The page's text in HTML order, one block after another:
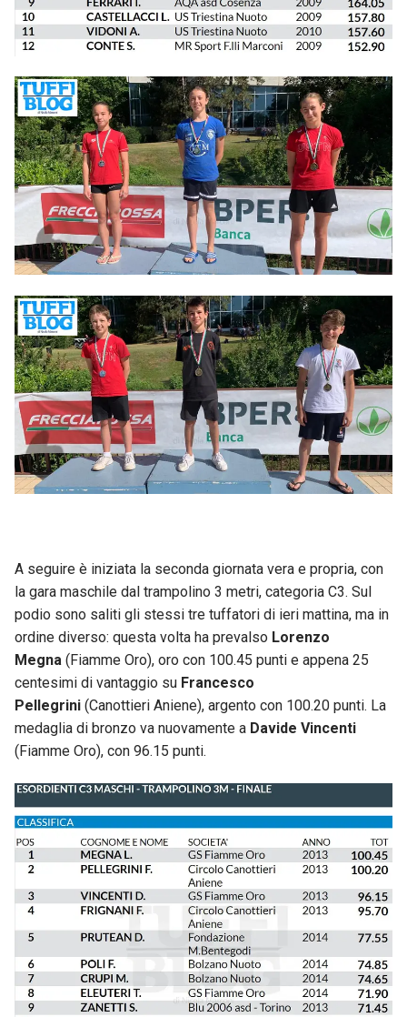
A seguire è iniziata la seconda giornata vera e propria, con
la gara maschile dal trampolino 3 metri, categoria C3. Sul
podio sono saliti gli stessi tre tuffatori di ieri mattina, ma in
ordine diverso: questa volta ha prevalso Lorenzo
Megna (Fiamme Oro), oro con 100.45 punti e appena 25
centesimi di vantaggio su Francesco
Pellegrini (Canottieri Aniene), argento con 100.20 punti. La
medaglia di bronzo va nuovamente a Davide Vincenti
(Fiamme Oro), con 96.15 punti.